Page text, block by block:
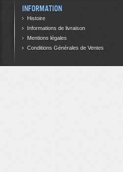
Information
Histoire
Informations de livraison
Mentions légales
Conditions Générales de Ventes